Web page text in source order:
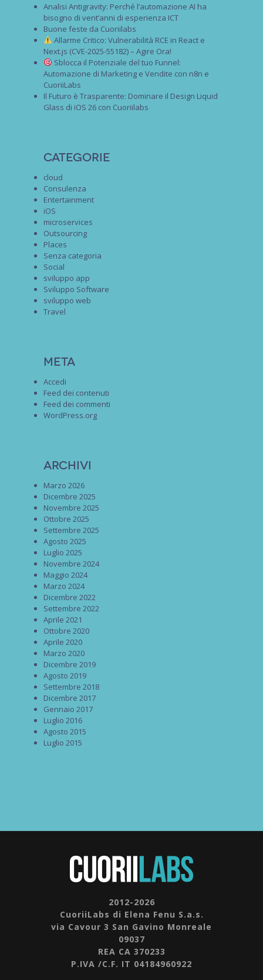
Analisi Antigravity: Perché l’automazione AI ha
bisogno di vent’anni di esperienza ICT
Buone feste da Cuoriilabs
Allarme Critico: Vulnerabilità RCE in React e
Next.js (CVE-2025-55182) – Agire Ora!
Sblocca il Potenziale del tuo Funnel:
Automazione di Marketing e Vendite con n8n e
CuoriiLabs
Il Futuro è Trasparente: Dominare il Design Liquid
Glass di iOS 26 con Cuoriilabs
Categorie
cloud
Consulenza
Entertainment
iOS
microservices
Outsourcing
Places
Senza categoria
Social
sviluppo app
Sviluppo Software
sviluppo web
Travel
Meta
Accedi
Feed dei contenuti
Feed dei commenti
WordPress.org
Archivi
Marzo 2026
Dicembre 2025
Novembre 2025
Ottobre 2025
Settembre 2025
Agosto 2025
Luglio 2025
Novembre 2024
Maggio 2024
Marzo 2024
Dicembre 2022
Settembre 2022
Aprile 2021
Ottobre 2020
Aprile 2020
Marzo 2020
Dicembre 2019
Agosto 2019
Settembre 2018
Dicembre 2017
Gennaio 2017
Luglio 2016
Agosto 2015
Luglio 2015
2012-2026
CuoriiLabs di Elena Fenu S.a.s.
via Cavour 3 San Gavino Monreale
09037
REA CA 370233
P.IVA /C.F. IT 04184960922